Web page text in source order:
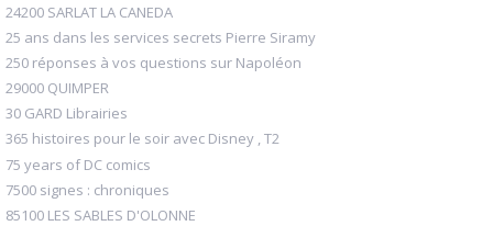
24200 SARLAT LA CANEDA
25 ans dans les services secrets Pierre Siramy
250 réponses à vos questions sur Napoléon
29000 QUIMPER
30 GARD Librairies
365 histoires pour le soir avec Disney , T2
75 years of DC comics
7500 signes : chroniques
85100 LES SABLES D'OLONNE